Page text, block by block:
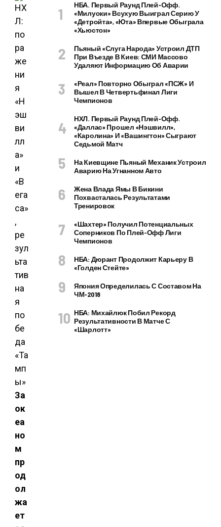
За
ок
еа
но
м
пр
од
ол
жа
ет
НБА. Первый Раунд Плей-Офф.
«Милуоки» Всухую Выиграл Серию У
«Детройта», «Юта» Впервые Обыграла
«Хьюстон»
Пьяный «слуга Народа» Устроил ДТП
При Въезде В Киев: СМИ Массово
Удаляют Информацию Об Аварии
«Реал» Повторно Обыграл «ПСЖ» И
Вышел В Четвертьфинал Лиги
Чемпионов
НХЛ. Первый Раунд Плей-Офф.
«Даллас» Прошел «Нэшвилл»,
«Каролина» И «Вашингтон» Сыграют
Седьмой Матч
На Киевщине Пьяный Механик Устроил
Аварию На Угнанном Авто
Жена Влада Ямы В Бикини
Похвасталась Результатами
Тренировок
«Шахтер» Получил Потенциальных
Соперников По Плей-Офф Лиги
Чемпионов
НБА: Дюрант Продолжит Карьеру В
«Голден Стейте»
Япония Определилась С Составом На
ЧМ-2018
НБА: Михайлюк Побил Рекорд
Результативности В Матче С
«Шарлотт»